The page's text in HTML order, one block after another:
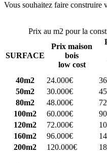
Vous souhaitez faire construire
Prix au m2 pour la
SURFACE
Prix maison
bois
low cost
40m2
24.000€
50m2
30.000€
80m2
48.000€
100m2
60.000€
120m2
72.000€
160m2
96.000€
200m2
120.000€